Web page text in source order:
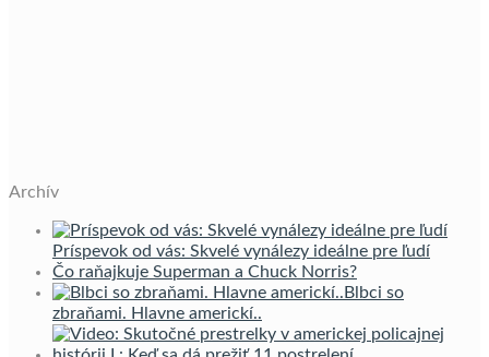
Archív
Príspevok od vás: Skvelé vynálezy ideálne pre ľudí
Čo raňajkuje Superman a Chuck Norris?
Blbci so
zbraňami. Hlavne americkí..